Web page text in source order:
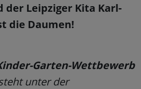
der Leipziger Kita Karl-
die Daumen!
Garten-Wettbewerb
unter der